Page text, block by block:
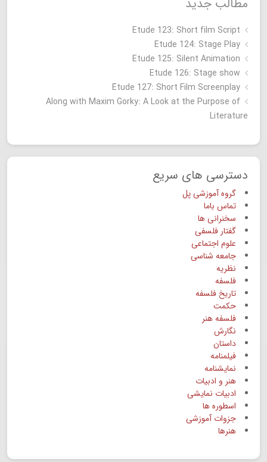
مطالب جدید
Etude 123: Short film Script
Etude 124: Stage Play
Etude 125: Silent Animation
Etude 126: Stage show
Étude 127: Short Film Screenplay
Along with Maxim Gorky: A Look at the Purpose of
Literature
دسترسی های سریع
گروه آموزشی پل
تماس باما
سخنرانی ها
گفتار فلسفی
علوم اجتماعی
جامعه شناسی
نظریه
فلسفه
تاریخ فلسفه
حکمت
فلسفه هنر
نگارش
داستان
فیلمنامه
نمایشنامه
هنر و ادبیات
ادبیات نمایشی
اسطوره ها
جزوات آموزشی
هنرها